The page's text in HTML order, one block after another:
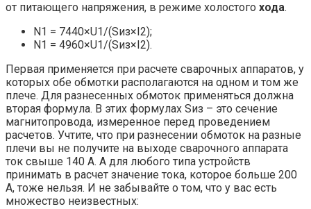
от питающего напряжения, в режиме холостого хода.
N1 = 7440×U1/(Sиз×I2);
N1 = 4960×U1/(Sиз×I2).
Первая применяется при расчете сварочных аппаратов, у
которых обе обмотки располагаются на одном и том же
плече. Для разнесенных обмоток применяться должна
вторая формула. В этих формулах Sиз – это сечение
магнитопровода, измеренное перед проведением
расчетов. Учтите, что при разнесении обмоток на разные
плечи вы не получите на выходе сварочного аппарата
ток свыше 140 А. А для любого типа устройств
принимать в расчет значение тока, которое больше 200
А, тоже нельзя. И не забывайте о том, что у вас есть
множество неизвестных: